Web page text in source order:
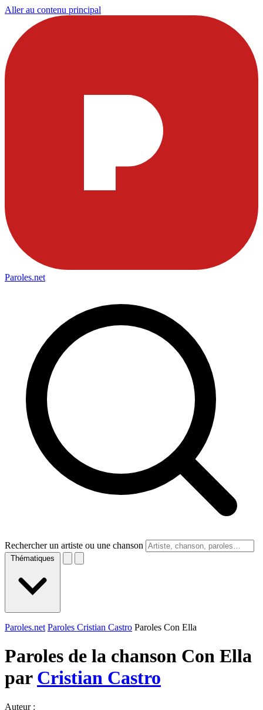
Aller au contenu principal
Paroles.net
Rechercher un artiste ou une chanson
Thématiques
Paroles.net Paroles Cristian Castro Paroles Con Ella
Paroles de la chanson Con Ella
par Cristian Castro
Auteur :